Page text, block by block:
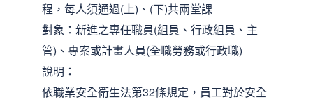
程，每人須通過(上)、(下)共兩堂課
對象：新進之專任職員(組員、行政組員、主
管)、專案或計畫人員(全職勞務或行政職)
說明：
依職業安全衛生法第32條規定，員工對於安全